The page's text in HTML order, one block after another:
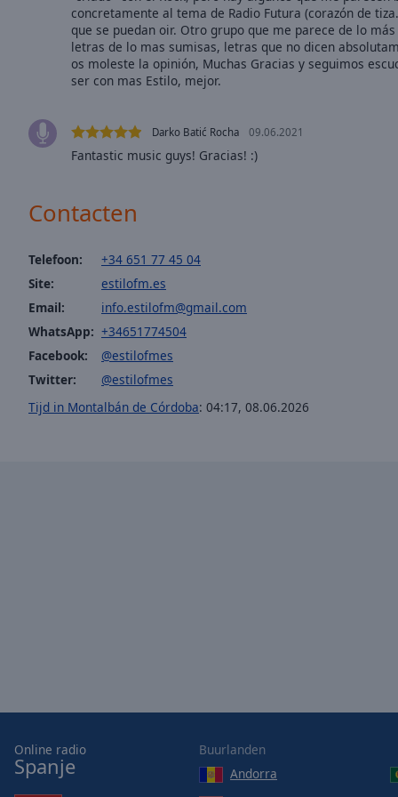
Color
Opacity
Caption
Area
Background
Color
Opacity
Close
Modal
Dialog
End
concretamente al tema de Radio Futura (corazón de
que se puedan oir. Otro grupo que me parece de lo
letras de lo mas sumisas, letras que no dicen
os moleste la opinión, Muchas Gracias y seguimos
ser con mas Estilo, mejor.
Darko Batić Rocha 09.06.2021
Fantastic music guys! Gracias! :)
Contacten
Telefoon:
+34 651 77 45 04
Site:
estilofm.es
Email:
info.estilofm@gmail.com
WhatsApp: +34651774504
Facebook:
@estilofmes
Twitter:
@estilofmes
Tijd in Montalbán de Córdoba: 04:17, 08.06.2026
Online radio
Spanje
Buurlanden
Andorra